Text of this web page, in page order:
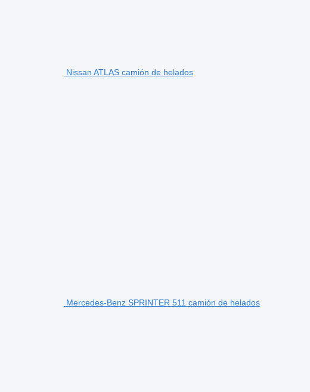
Nissan ATLAS camión de helados
Mercedes-Benz SPRINTER 511 camión de helados